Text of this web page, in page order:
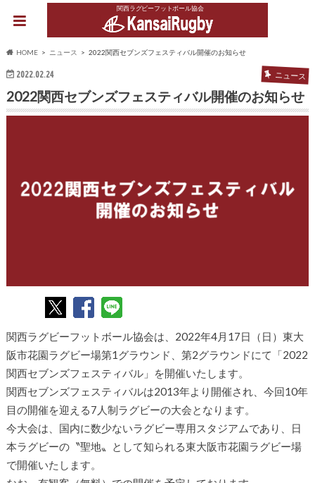
関西ラグビーフットボール協会
HOME ニュース 2022関西セブンズフェスティバル開催のお知らせ
2022.02.24 ニュース
2022関西セブンズフェスティバル開催のお知らせ
関西ラグビーフットボール協会は、2022年4月17日（日）東大
阪市花園ラグビー場第1グラウンド、第2グラウンドにて「2022
関西セブンズフェスティバル」を開催いたします。
関西セブンズフェスティバルは2013年より開催され、今回10年
目の開催を迎える7人制ラグビーの大会となります。
今大会は、国内に数少ないラグビー専用スタジアムであり、日
本ラグビーの〝聖地〟として知られる東大阪市花園ラグビー場
で開催いたします。